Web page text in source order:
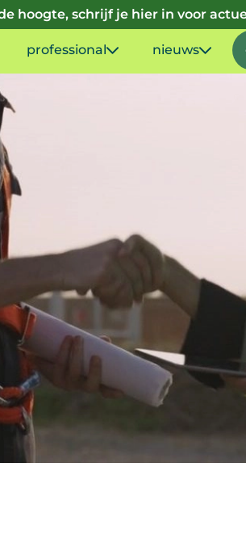
hoogte, schrijf je hier in voor
professional nieuws